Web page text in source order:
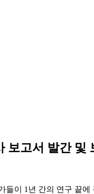
보고서 발간 및
이 1년 간의 연구 끝